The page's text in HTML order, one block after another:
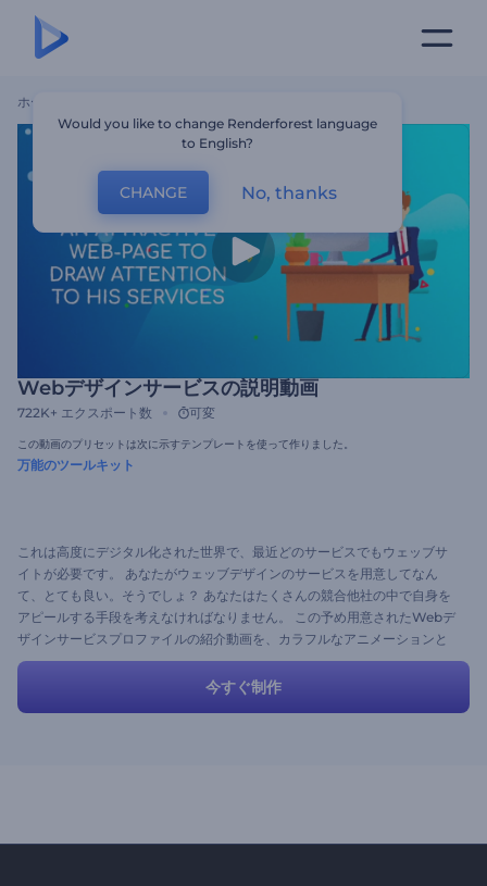
ホーム
Webデザインサービスの説明動画
722K+ エクスポート数 可変
この動画のプリセットは次に示すテンプレートを使って作りました。
万能のツールキット
これは高度にデジタル化された世界で、最近どのサービスでもウェッブサ
イトが必要です。 あなたがウェッブデザインのサービスを用意してなん
て、とても良い。そうでしょ？ あなたはたくさんの競合他社の中で自身を
アピールする手段を考えなければなりません。 この予め用意されたWebデ
ザインサービスプロファイルの紹介動画を、カラフルなアニメーションと
楽しいストーリーで試してみませんか。 映像シーンを変更し、新しいシー
ンを追加し、個人の連絡先の詳細を編集して、エンゲージングなストーリ
ーを利用しましょう。
今すぐ制作
Would you like to change Renderforest language
to English?
CHANGE No, thanks